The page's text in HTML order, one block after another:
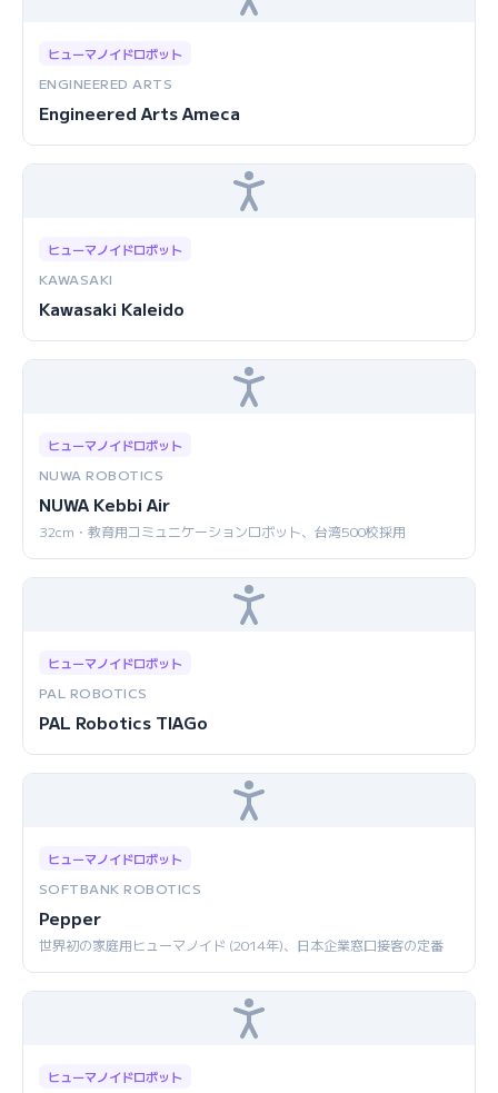
ヒューマノイドロボット
ENGINEERED ARTS
Engineered Arts Ameca
ヒューマノイドロボット
KAWASAKI
Kawasaki Kaleido
ヒューマノイドロボット
NUWA ROBOTICS
NUWA Kebbi Air
32cm・教育用コミュニケーションロボット、台湾500校採用
ヒューマノイドロボット
PAL ROBOTICS
PAL Robotics TIAGo
ヒューマノイドロボット
SOFTBANK ROBOTICS
Pepper
世界初の家庭用ヒューマノイド (2014年)、日本企業窓口接客の定番
ヒューマノイドロボット